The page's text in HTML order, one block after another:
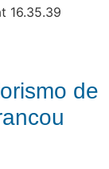
de